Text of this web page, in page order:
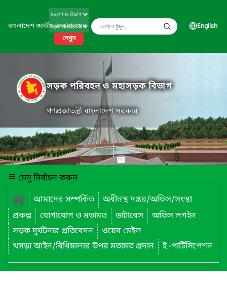
বাংলাদেশ জাতীয় তথ্য বাতায়ন
দেখুন
English
সড়ক পরিবহন ও মহাসড়ক বিভাগ
গণপ্রজাতন্ত্রী বাংলাদেশ সরকার
মেনু নির্বাচন করুন
আমাদের সম্পর্কিত
অধীনস্থ দপ্তর/অফিস/সংস্থা
প্রকল্প
যোগাযোগ ও মতামত ডাটাবেস
অফিস লগইন
সড়ক দুর্ঘটনার প্রতিবেদন
ওয়েব মেইল
খসড়া আইন/বিধিমালার উপর মতামত প্রদান
ই -পার্টিসিপেশন